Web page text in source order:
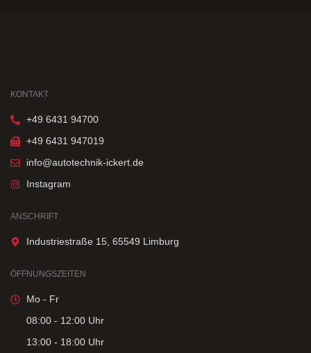
KONTAKT
+49 6431 94700
+49 6431 947019
info@autotechnik-ickert.de
Instagram
ANSCHRIFT
Industriestraße 15, 65549 Limburg
ÖFFNUNGSZEITEN
Mo - Fr
08:00 - 12:00 Uhr
13:00 - 18:00 Uhr